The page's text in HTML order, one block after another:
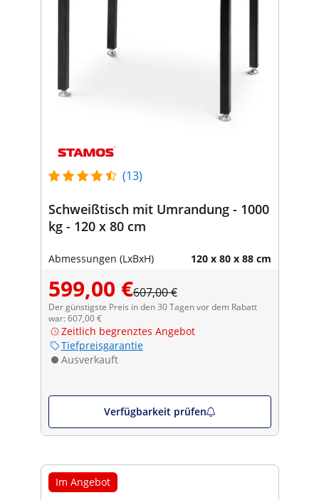
(13)
Schweißtisch mit Umrandung - 1000
kg - 120 x 80 cm
Abmessungen (LxBxH) 120 x 80 x 88 cm
599,00 €607,00 €
Der günstigste Preis in den 30 Tagen vor dem Rabatt
war: 607,00 €
Zeitlich begrenztes Angebot
Tiefpreisgarantie
Ausverkauft
Verfügbarkeit prüfen
Im Angebot